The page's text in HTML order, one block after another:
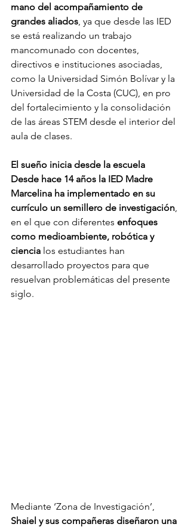
mano del acompañamiento de
grandes aliados , ya que desde las IED
se está realizando un trabajo
mancomunado con docentes,
directivos e instituciones asociadas,
como la Universidad Simón Bolívar y la
Universidad de la Costa (CUC), en pro
del fortalecimiento y la consolidación
de las áreas STEM desde el interior del
aula de clases.
El sueño inicia desde la escuela
Desde hace 14 años la IED Madre
Marcelina ha implementado en su
currículo un semillero de investigación
en el que con diferentes enfoques
como medioambiente, robótica y
ciencia los estudiantes han
desarrollado proyectos para que
resuelvan problemáticas del presente
siglo.
Mediante ‘Zona de Investigación’,
Shaiel y sus compañeras diseñaron una